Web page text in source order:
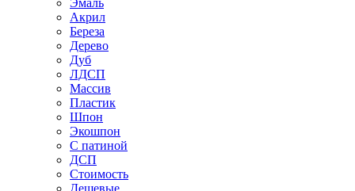
Эмаль
Акрил
Береза
Дерево
Дуб
ЛДСП
Массив
Пластик
Шпон
Экошпон
С патиной
ДСП
Стоимость
Дешевые